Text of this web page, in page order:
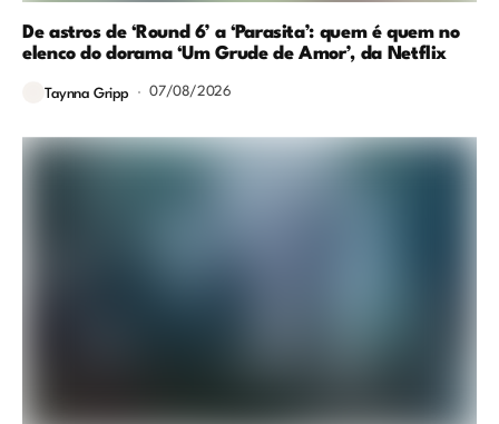
De astros de ‘Round 6’ a ‘Parasita’: quem é quem no
elenco do dorama ‘Um Grude de Amor’, da Netflix
Taynna Gripp 07/08/2026